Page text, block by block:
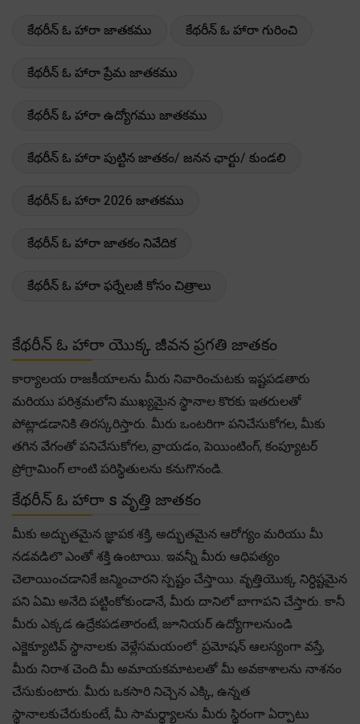
కేథరీన్ ఓ హారా జాతకము కేథరీన్ ఓ హారా గురించి
కేథరీన్ ఓ హారా ప్రేమ జాతకము
కేథరీన్ ఓ హారా ఉద్యోగము జాతకము
కేథరీన్ ఓ హారా పుట్టిన జాతకం/ జనన ఛార్టు/ కుండలి
కేథరీన్ ఓ హారా 2026 జాతకము
కేథరీన్ ఓ హారా జాతకం నివేదిక
కేథరీన్ ఓ హారా ఫర్నేలజీ కోసం చిత్రాలు
కేథరీన్ ఓ హారా యొక్క జీవన ప్రగతి జాతకం
కార్యాలయ రాజకీయాలను మీరు నివారించుటకు ఇష్టపడతారు
మరియు పరిశ్రమలోని ముఖ్యమైన స్థానాల కొరకు ఇతరులతో
పోట్లాడడానికి తిరస్కరిస్తారు. మీరు ఒంటరిగా పనిచేసుకోగల, మీకు
తగిన వేగంతో పనిచేసుకోగల, వ్రాయడం, పెయింటింగ్, కంప్యూటర్
ప్రోగ్రామింగ్ లాంటి పరిస్థితులను కనుగొనండి.
కేథరీన్ ఓ హారా s వృత్తి జాతకం
మీకు అద్భుతమైన జ్ఞాపక శక్తి, అద్భుతమైన ఆరోగ్యం మరియు మీ
నడవడిలొ ఎంతో శక్తి ఉంటాయి. ఇవన్నీ మీరు ఆధిపత్యం
చెలాయించడానికే జన్మించారని స్పష్టం చేస్తాయి. వృత్తియొక్క నిర్ధిష్టమైన
పని ఏమి అనేది పట్టింకోకుండానే, మీరు దానిలో బాగాపని చేస్తారు. కానీ
మీరు ఎక్కడ ఉద్రేకపడతారంటే, జూనియర్ ఉద్యోగాలనుండి
ఎక్జెక్యూటివ్ స్థానాలకు వెళ్లేసమయంలో. ప్రమోషన్ ఆలస్యంగా వస్తే,
మీరు నిరాశ చెంది మీ అమాయకమాటలతో మీ అవకాశాలను నాశనం
చేసుకుంటారు. మీరు ఒకసారి నిచ్చెన ఎక్కి, ఉన్నత
స్థానాలకుచేరుకుంటే, మీ సామర్థ్యాలను మీరు స్థిరంగా ఏర్పాటు